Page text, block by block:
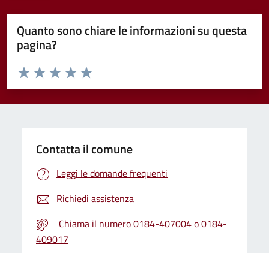
Quanto sono chiare le informazioni su questa
pagina?
Valuta da 1 a 5 stelle la pagina
Valuta 5 stelle su 5
Valuta 4 stelle su 5
Valuta 3 stelle su 5
Valuta 2 stelle su 5
Valuta 1 stelle su 5
Contatta il comune
Leggi le domande frequenti
Richiedi assistenza
Chiama il numero 0184-407004 o 0184-
409017